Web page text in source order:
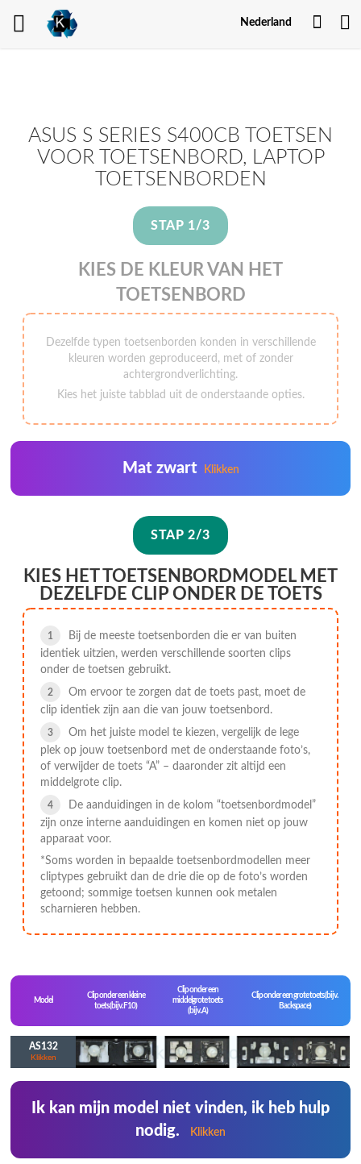
Nederland
Mijn
ASUS S SERIES S400CB TOETSEN
VOOR TOETSENBORD, LAPTOP
TOETSENBORDEN
STAP 1/3
KIES DE KLEUR VAN HET
TOETSENBORD
Dezelfde typen toetsenborden konden in verschillende
kleuren worden geproduceerd, met of zonder
achtergrondverlichting.
Kies het juiste tabblad uit de onderstaande opties.
Mat zwart Klikken
STAP 2/3
KIES HET TOETSENBORDMODEL MET
DEZELFDE CLIP ONDER DE TOETS
Bij de meeste toetsenborden die er van buiten
identiek uitzien, werden verschillende soorten clips
onder de toetsen gebruikt.
Om ervoor te zorgen dat de toets past, moet de
clip identiek zijn aan die van jouw toetsenbord.
Om het juiste model te kiezen, vergelijk de lege
plek op jouw toetsenbord met de onderstaande foto’s,
of verwijder de toets “A” – daaronder zit altijd een
middelgrote clip.
De aanduidingen in de kolom “toetsenbordmodel”
zijn onze interne aanduidingen en komen niet op jouw
apparaat voor.
*Soms worden in bepaalde toetsenbordmodellen meer
cliptypes gebruikt dan de drie die op de foto’s worden
getoond; sommige toetsen kunnen ook metalen
scharnieren hebben.
Model
Clip onder een kleine
toets (bijv. F10)
Clip onder een
middelgrote toets
(bijv. A)
Clip onder een grote toets (bijv.
Backspace)
AS132
Klikken
Ik kan mijn model niet vinden, ik heb hulp
nodig.
Klikken